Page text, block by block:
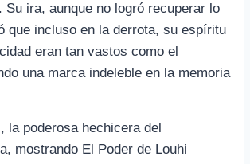
Su ira, aunque no logró recuperar lo
que incluso en la derrota, su espíritu
eran tan vastos como el
una marca indeleble en la memoria